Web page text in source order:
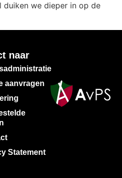
we dieper in op de
naar
aanvragen
Statement